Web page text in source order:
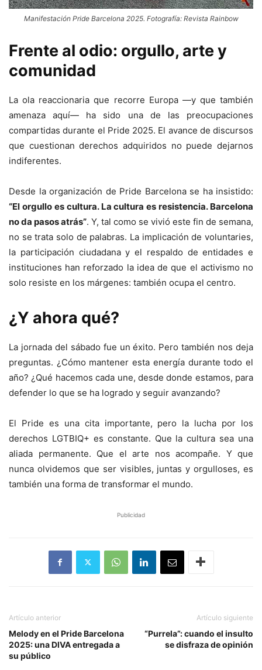
Manifestación Pride Barcelona 2025. Fotografía: Revista Rainbow
Frente al odio: orgullo, arte y
comunidad
La ola reaccionaria que recorre Europa —y que también
amenaza aquí— ha sido una de las preocupaciones
compartidas durante el Pride 2025. El avance de discursos
que cuestionan derechos adquiridos no puede dejarnos
indiferentes.
Desde la organización de Pride Barcelona se ha insistido:
“El orgullo es cultura. La cultura es resistencia. Barcelona
no da pasos atrás”. Y, tal como se vivió este fin de semana,
no se trata solo de palabras. La implicación de voluntaries,
la participación ciudadana y el respaldo de entidades e
instituciones han reforzado la idea de que el activismo no
solo resiste en los márgenes: también ocupa el centro.
¿Y ahora qué?
La jornada del sábado fue un éxito. Pero también nos deja
preguntas. ¿Cómo mantener esta energía durante todo el
año? ¿Qué hacemos cada une, desde donde estamos, para
defender lo que se ha logrado y seguir avanzando?
El Pride es una cita importante, pero la lucha por los
derechos LGTBIQ+ es constante. Que la cultura sea una
aliada permanente. Que el arte nos acompañe. Y que
nunca olvidemos que ser visibles, juntas y orgulloses, es
también una forma de transformar el mundo.
Publicidad
Artículo anterior
Melody en el Pride Barcelona
2025: una DIVA entregada a
su público
Artículo siguiente
“Purrela”: cuando el insulto
se disfraza de opinión